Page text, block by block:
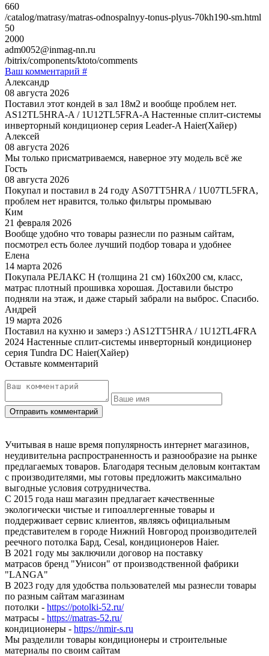
660
/catalog/matrasy/matras-odnospalnyy-tonus-plyus-70kh190-sm.html
50
2000
adm0052@inmag-nn.ru
/bitrix/components/ktoto/comments
Ваш комментарий #
Александр
08 августа 2026
Поставил этот кондей в зал 18м2 и вообще проблем нет.
AS12TL5HRA-A / 1U12TL5FRA-A Настенные сплит-системы
инверторный кондиционер серия Leader-A Haier(Хайер)
Алексей
08 августа 2026
Мы только присматриваемся, наверное эту модель всё же
Гость
08 августа 2026
Покупал и поставил в 24 году AS07TT5HRA / 1U07TL5FRA,
проблем нет нравится, только фильтры промываю
Ким
21 февраля 2026
Вообще удобно что товары разнесли по разным сайтам,
посмотрел есть более лучший подбор товара и удобнее
Елена
14 марта 2026
Покупала РЕЛАКС Н (толщина 21 см) 160х200 см, класс,
матрас плотный прошивка хорошая. Доставили быстро
подняли на этаж, и даже старый забрали на выброс. Спасибо.
Андрей
19 марта 2026
Поставил на кухню и замерз :) AS12TT5HRA / 1U12TL4FRA
2024 Настенные сплит-системы инверторный кондиционер
серия Tundra DC Haier(Хайер)
Оставьте комментарий
Учитывая в наше время популярность интернет магазинов,
неудивительна распространенность и разнообразие на рынке
предлагаемых товаров. Благодаря тесным деловым контактам
с производителями, мы готовы предложить максимально
выгодные условия сотрудничества.
С 2015 года наш магазин предлагает качественные
экологически чистые и гипоаллергенные товары и
поддерживает сервис клиентов, являясь официальным
представителем в городе Нижний Новгород производителей
реечного потолка Бард, Cesal, кондиционеров Haier.
В 2021 году мы заключили договор на поставку
матрасов бренд "Унисон" от производственной фабрики
"LANGA"
В 2023 году для удобства пользователей мы разнесли товары
по разным сайтам магазинам
потолки - https://potolki-52.ru/
матрасы - https://matras-52.ru/
кондиционеры - https://nmir-s.ru
Мы разделили товары кондиционеры и строительные
материалы по своим сайтам